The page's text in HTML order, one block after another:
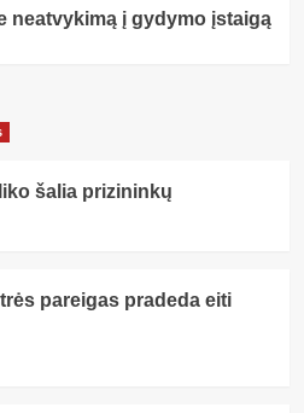
neatvykimą į gydymo įstaigą
šalia prizininkų
pareigas pradeda eiti